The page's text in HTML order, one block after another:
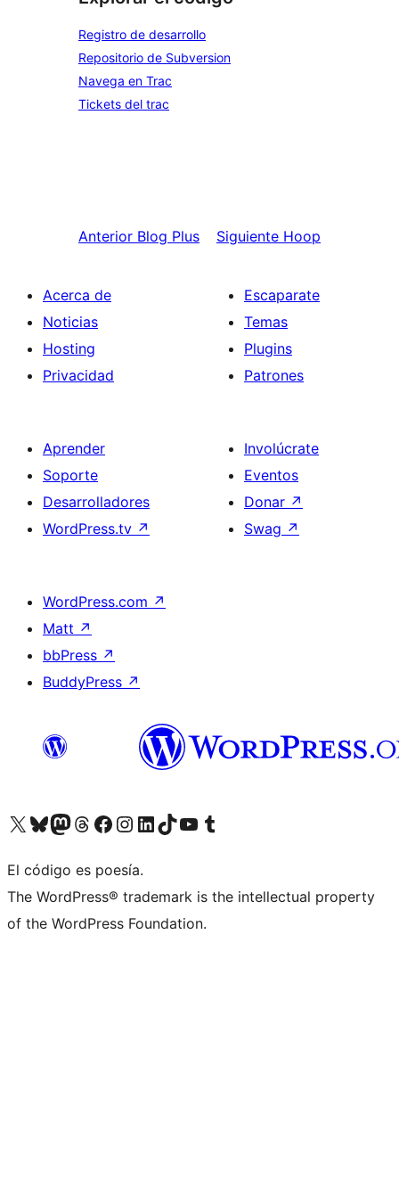
Registro de desarrollo
Repositorio de Subversion
Navega en Trac
Tickets del trac
Anterior Blog Plus Siguiente Hoop
Acerca de
Noticias
Hosting
Privacidad
Escaparate
Temas
Plugins
Patrones
Aprender
Soporte
Desarrolladores
WordPress.tv ↗
Involúcrate
Eventos
Donar ↗
Swag ↗
WordPress.com ↗
Matt ↗
bbPress ↗
BuddyPress ↗
Visita nuestra cuenta de X (anteriormente Twitter)
Visita nuestra cuenta de Bluesky
Visita nuestra cuenta de Mastodon
Visita nuestra cuenta de Threads
Visita nuestra página de Facebook
Visita nuestra cuenta de Instagram
Visita nuestra cuenta de LinkedIn
Visita nuestra cuenta de TikTok
Visita nuestro canal de YouTube
Visita nuestra cuenta de Tumblr
El código es poesía.
The WordPress® trademark is the intellectual property
of the WordPress Foundation.